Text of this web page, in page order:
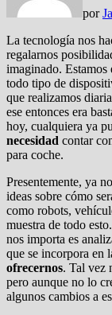
por
La tecnología nos
regalarnos
imaginado.
todo tipo de
que realizamos
ese entonces era
hoy, cualquiera ya
necesidad contar
para coche.
Presentemente, ya
ideas sobre cómo
como robots,
muestra de todo
nos importa es
que se incorpora en
ofrecernos. Tal vez
pero aunque no lo
algunos cambios a